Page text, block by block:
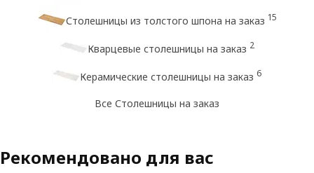
Столешницы из толстого шпона на заказ 15
Кварцевые столешницы на заказ 2
Керамические столешницы на заказ 6
Все Столешницы на заказ
Рекомендовано для вас